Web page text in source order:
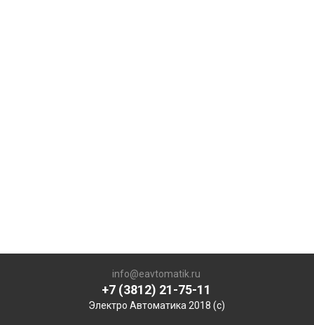
info@eavtomatik.ru
+7 (3812) 21-75-11
Электро Автоматика 2018 (с)